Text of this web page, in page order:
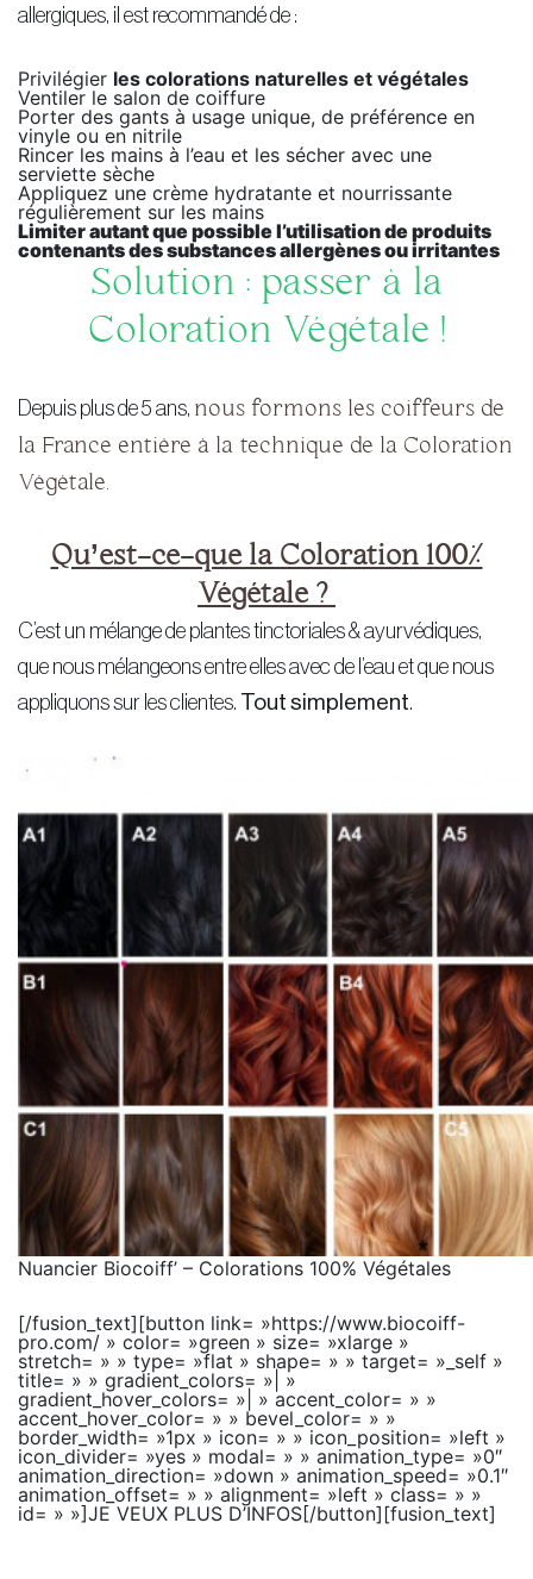
allergiques, il est recommandé de :
Privilégier les colorations naturelles et végétales
Ventiler le salon de coiffure
Porter des gants à usage unique, de préférence en
vinyle ou en nitrile
Rincer les mains à l’eau et les sécher avec une
serviette sèche
Appliquez une crème hydratante et nourrissante
régulièrement sur les mains
Limiter autant que possible l’utilisation de produits
contenants des substances allergènes ou irritantes
Solution : passer à la
Coloration Végétale !
Depuis plus de 5 ans, nous formons les coiffeurs de
la France entière à la technique de la Coloration
Végétale.
Qu’est-ce-que la Coloration 100%
Végétale ?
C’est un mélange de plantes tinctoriales & ayurvédiques,
que nous mélangeons entre elles avec de l’eau et que nous
appliquons sur les clientes. Tout simplement.
Nuancier Biocoiff’ – Colorations 100% Végétales
[/fusion_text][button link= »https://www.biocoiff-
pro.com/ » color= »green » size= »xlarge »
stretch= » » type= »flat » shape= » » target= »_self »
title= » » gradient_colors= »| »
gradient_hover_colors= »| » accent_color= » »
accent_hover_color= » » bevel_color= » »
border_width= »1px » icon= » » icon_position= »left »
icon_divider= »yes » modal= » » animation_type= »0″
animation_direction= »down » animation_speed= »0.1″
animation_offset= » » alignment= »left » class= » »
id= » »]JE VEUX PLUS D’INFOS[/button][fusion_text]